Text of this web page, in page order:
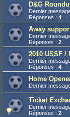
D&G
Dernier
Réponses : 4
Away
Dernier
Réponses : 2
2010 USSF /
Dernier
Réponses : 4
Home
Dernier
Ticket
Dernier
Réponses : 2